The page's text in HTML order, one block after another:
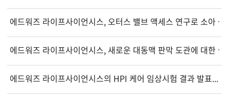
에드워즈 라이프사이언시스, 오터스 밸브 액세스 연구로 소아
에드워즈 라이프사이언시스, 새로운 대동맥 판막 도관에 대한 실
에드워즈 라이프사이언시스의 HPI 케어 임상시험 결과 발표...